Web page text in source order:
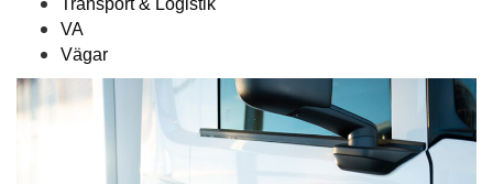
Transport & Logistik
VA
Vägar